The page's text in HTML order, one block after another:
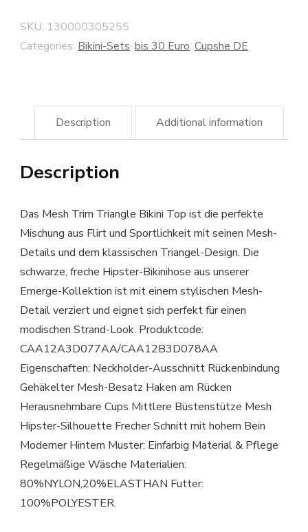
SKU: 130000305255
Categories: Bikini-Sets, bis 30 Euro, Cupshe DE
Description Additional information
Description
Das Mesh Trim Triangle Bikini Top ist die perfekte
Mischung aus Flirt und Sportlichkeit mit seinen Mesh-
Details und dem klassischen Triangel-Design. Die
schwarze, freche Hipster-Bikinihose aus unserer
Emerge-Kollektion ist mit einem stylischen Mesh-
Detail verziert und eignet sich perfekt für einen
modischen Strand-Look. Produktcode:
CAA12A3D077AA/CAA12B3D078AA
Eigenschaften: Neckholder-Ausschnitt Rückenbindung
Gehäkelter Mesh-Besatz Haken am Rücken
Herausnehmbare Cups Mittlere Büstenstütze Mesh
Hipster-Silhouette Frecher Schnitt mit hohem Bein
Moderner Hintern Muster: Einfarbig Material & Pflege
Regelmäßige Wäsche Materialien:
80%NYLON,20%ELASTHAN Futter:
100%POLYESTER.